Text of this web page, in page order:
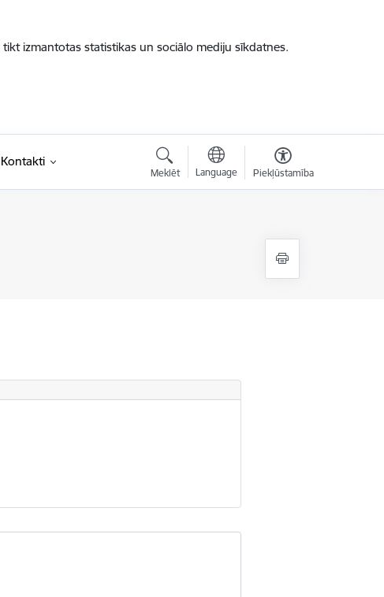
izmantotas statistikas un sociālo mediju sīkdatnes.
Kontakti
Meklēt Language Piekļūstamība